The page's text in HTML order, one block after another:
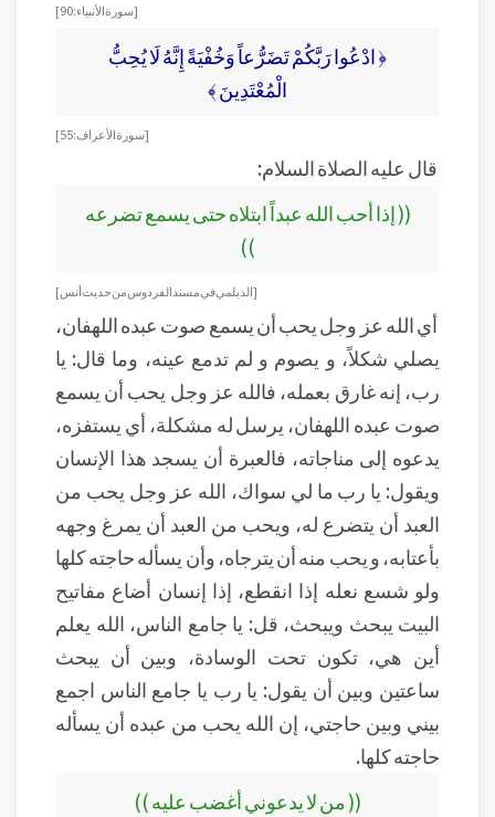
[سورة الأنبياء:90]
﴿ ادْعُوا رَبَّكُمْ تَضَرُّعاً وَخُفْيَةً إِنَّهُ لَا يُحِبُّ
الْمُعْتَدِينَ ﴾
[ سورة الأعراف: 55 ]
قال عليه الصلاة السلام:
(( إذا أحب الله عبداً ابتلاه حتى يسمع تضرعه
))
[الديلمي في مسند الفردوس من حديث أنس]
أي الله عز وجل يحب أن يسمع صوت عبده اللهفان،
يصلي شكلاً، و يصوم و لم تدمع عينه، وما قال: يا
رب، إنه غارق بعمله، فالله عز وجل يحب أن يسمع
صوت عبده اللهفان، يرسل له مشكلة، أي يستفزه،
يدعوه إلى مناجاته، فالعبرة أن يسجد هذا الإنسان
ويقول: يا رب ما لي سواك، الله عز وجل يحب من
العبد أن يتضرع له، ويحب من العبد أن يمرغ وجهه
بأعتابه، و يحب منه أن يترجاه، وأن يسأله حاجته كلها
ولو شسع نعله إذا انقطع، إذا إنسان أضاع مفاتيح
البيت يبحث ويبحث، قل: يا جامع الناس، الله يعلم
أين هي، تكون تحت الوسادة، وبين أن يبحث
ساعتين وبين أن يقول: يا رب يا جامع الناس اجمع
بيني وبين حاجتي، إن الله يحب من عبده أن يسأله
حاجته كلها.
(( من لا يدعوني أغضب عليه ))